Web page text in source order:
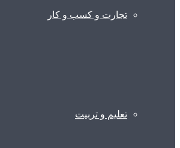
تجارت و کسب و کار
تعلیم و تربیت